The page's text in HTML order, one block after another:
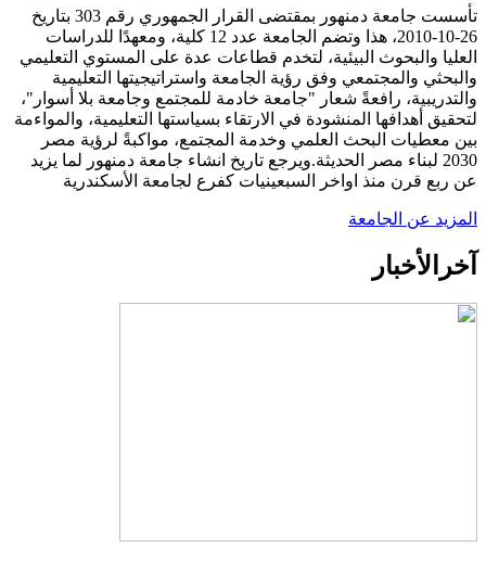
تأسست جامعة دمنهور بمقتضى القرار الجمهوري رقم 303 بتاريخ
26-10-2010، هذا وتضم الجامعة عدد 12 كلية، ومعهدًا للدراسات
العليا والبحوث البيئية، لتخدم قطاعات عدة على المستوي التعليمي
والبحثي والمجتمعي وفق رؤية الجامعة واستراتيجيتها التعليمية
والتدريبية، رافعةً شعار "جامعة خادمة للمجتمع وجامعة بلا أسوار"،
لتحقيق أهدافها المنشودة في الارتقاء بسياستها التعليمية، والمواءمة
بين معطيات البحث العلمي وخدمة المجتمع، مواكبةً لرؤية مصر
2030 لبناء مصر الحديثة.ويرجع تاريخ انشاء جامعة دمنهور لما يزيد
عن ربع قرن منذ اواخر السبعينيات كفرع لجامعة الأسكندرية
المزيد عن الجامعة
آخر الأخبار